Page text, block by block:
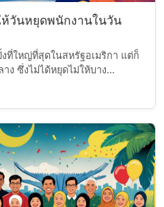
ห้วันหยุดพนักงานในวัน
ที่ใหญ่ที่สุดในสหรัฐอเมริกา แต่ก็
ง ซึ่งไม่ได้หยุดไม่ให้บาง...